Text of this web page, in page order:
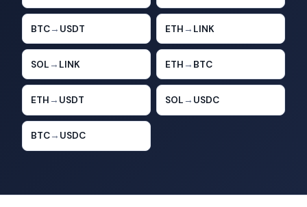
BTC→ USDT ETH → LINK
SOL → LINK ETH → BTC
ETH → USDT SOL → USDC
BTC→ USDC